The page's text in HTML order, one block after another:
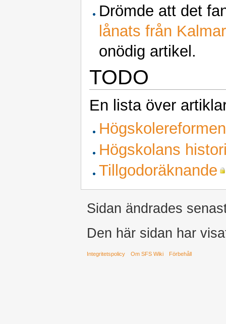
Drömde att det
lånats från
onödig artikel.
TODO
En lista över
Högskolans
Tillgodoräknande
Sidan ändrades
Den här sidan har
Integritetspolicy Om SFS Wiki Förbehåll